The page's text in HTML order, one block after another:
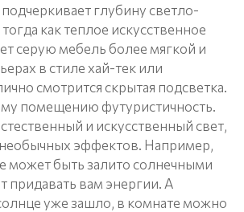
глубину светло-
как теплое искусственное
серую мебель более мягкой и
в стиле хай-тек или
смотрится скрытая подсветка.
помещению футуристичность.
и искусственный свет,
эффектов. Например,
может быть залито солнечными
придавать вам энергии. А
уже зашло, в комнате можно